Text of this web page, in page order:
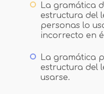
La gramática
estructura del
personas lo
incorrecto en
La gramática
estructura del
usarse.